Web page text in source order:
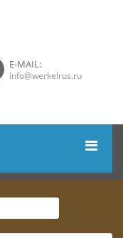
E-MAIL:
info@werkelrus.ru